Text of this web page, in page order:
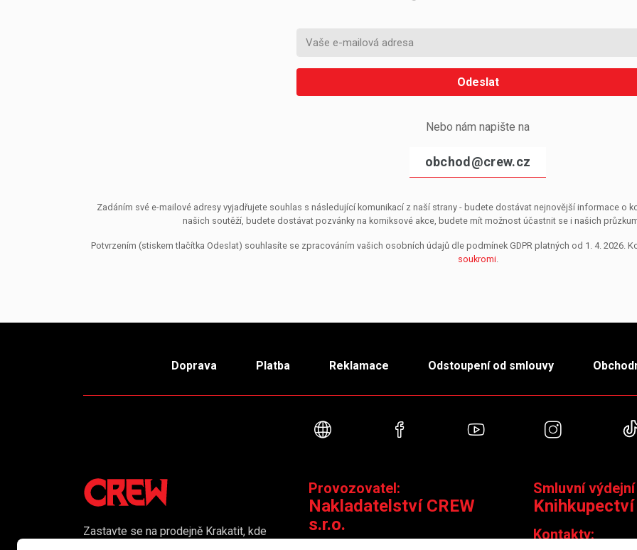
Odeslat
Nebo nám napište na
obchod@crew.cz
Zadáním své e-mailové adresy vyjadřujete souhlas s následující komunikací z naší strany - budete dostávat nejnovější informace o
našich soutěží, budete dostávat pozvánky na komiksové akce, budete mít možnost účastnit se i našich
Potvrzením (stiskem tlačítka Odeslat) souhlasíte se zpracováním vašich osobních údajů dle podmínek GDPR platných od 1. 4. 2026.
soukromi.
Doprava Platba Reklamace Odstoupení od smlouvy
Webové stránkyFacebookYouTube
Zastavte se na prodejně Krakatit, kde
Provozovatel:
Nakladatelství CREW
s.r.o.
Smluvní
Kontakty: